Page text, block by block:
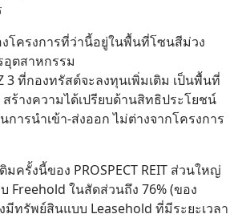
โครงการที่ว่านี้อยู่ในพื้นที่โซนสีม่วง
ตสาหกรรม
3 ที่กองทรัสต์จะลงทุนเพิ่มเติม เป็นพื้นที่
ร้างความได้เปรียบด้านสิทธิประโยชน์
การนำเข้า-ส่งออก ไม่ต่างจากโครงการ
มครั้งนี้ของ PROSPECT REIT ส่วนใหญ่
Freehold ในสัดส่วนถึง 76% (ของ
ทรัพย์สินแบบ Leasehold ที่มีระยะเวลา